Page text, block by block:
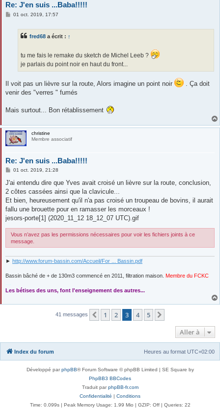
Re: J'en suis ...Baba!!!!!
M01 oct. 2019, 17:57
fred68 a écrit : ↑
tu me fais le remake du sketch de Michel Leeb ?
je parlais du point noir en haut du front...
Il voit pas un lièvre sur la route, Alors imagine un point noir
. Ça doit
venir des "verres " fumés
Mais surtout... Bon rétablissement
christine
Membre associatif
Re: J'en suis ...Baba!!!!!
M
s
a
g
01 oct. 2019, 21:28
J'ai entendu dire que Yves avait croisé un lièvre sur la route, conclusion,
2 côtes cassées ainsi que la clavicule...
Et bien, heureusement qu'il n'a pas croisé un troupeau de bovins, il aurait
fallu une brouette pour en ramasser les morceaux !
jesors-porte[1] (2020_11_12 18_12_07 UTC).gif
Vous n’avez pas les permissions nécessaires pour voir les fichiers joints à ce
message.
► http://www.forum-bassin.com/Accueil/For ... Bassin.pdf
Bassin bâché de + de 130m3 commencé en 2011, filtration maison. Membre du FCKC
Les bétises des uns, font l'enseignement des autres...
41 messages Précédente
1 2 3 4 5
Aller à
Index du forum Heures au format UTC+02:00
Développé parphpBB® Forum Software © phpBB Limited | SE Square by
PhpBB3 BBCodes
Traduit parphpBB-fr.com
Confidentialité | Conditions
Time: 0.099s| Peak Memory Usage: 1.99 Mio | GZIP: Off | Queries: 22